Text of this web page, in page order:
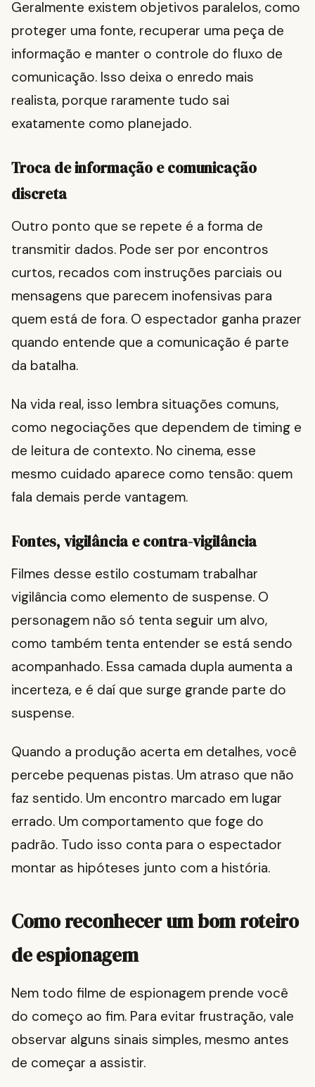
Geralmente existem objetivos paralelos, como
proteger uma fonte, recuperar uma peça de
informação e manter o controle do fluxo de
comunicação. Isso deixa o enredo mais
realista, porque raramente tudo sai
exatamente como planejado.
Troca de informação e comunicação
discreta
Outro ponto que se repete é a forma de
transmitir dados. Pode ser por encontros
curtos, recados com instruções parciais ou
mensagens que parecem inofensivas para
quem está de fora. O espectador ganha prazer
quando entende que a comunicação é parte
da batalha.
Na vida real, isso lembra situações comuns,
como negociações que dependem de timing e
de leitura de contexto. No cinema, esse
mesmo cuidado aparece como tensão: quem
fala demais perde vantagem.
Fontes, vigilância e contra-vigilância
Filmes desse estilo costumam trabalhar
vigilância como elemento de suspense. O
personagem não só tenta seguir um alvo,
como também tenta entender se está sendo
acompanhado. Essa camada dupla aumenta a
incerteza, e é daí que surge grande parte do
suspense.
Quando a produção acerta em detalhes, você
percebe pequenas pistas. Um atraso que não
faz sentido. Um encontro marcado em lugar
errado. Um comportamento que foge do
padrão. Tudo isso conta para o espectador
montar as hipóteses junto com a história.
Como reconhecer um bom roteiro
de espionagem
Nem todo filme de espionagem prende você
do começo ao fim. Para evitar frustração, vale
observar alguns sinais simples, mesmo antes
de começar a assistir.